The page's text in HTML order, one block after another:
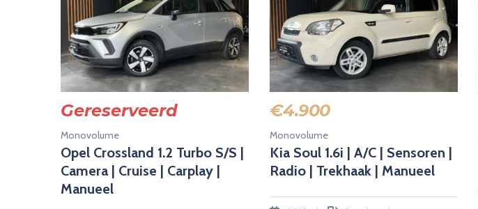
Monovolume
Opel Crossland 1.2 Turbo S/S |
Camera | Cruise | Carplay |
Manueel
Gereserveerd
Monovolume
Kia Soul 1.6i | A/C | Sensoren |
Radio | Trekhaak | Manueel
€4.900